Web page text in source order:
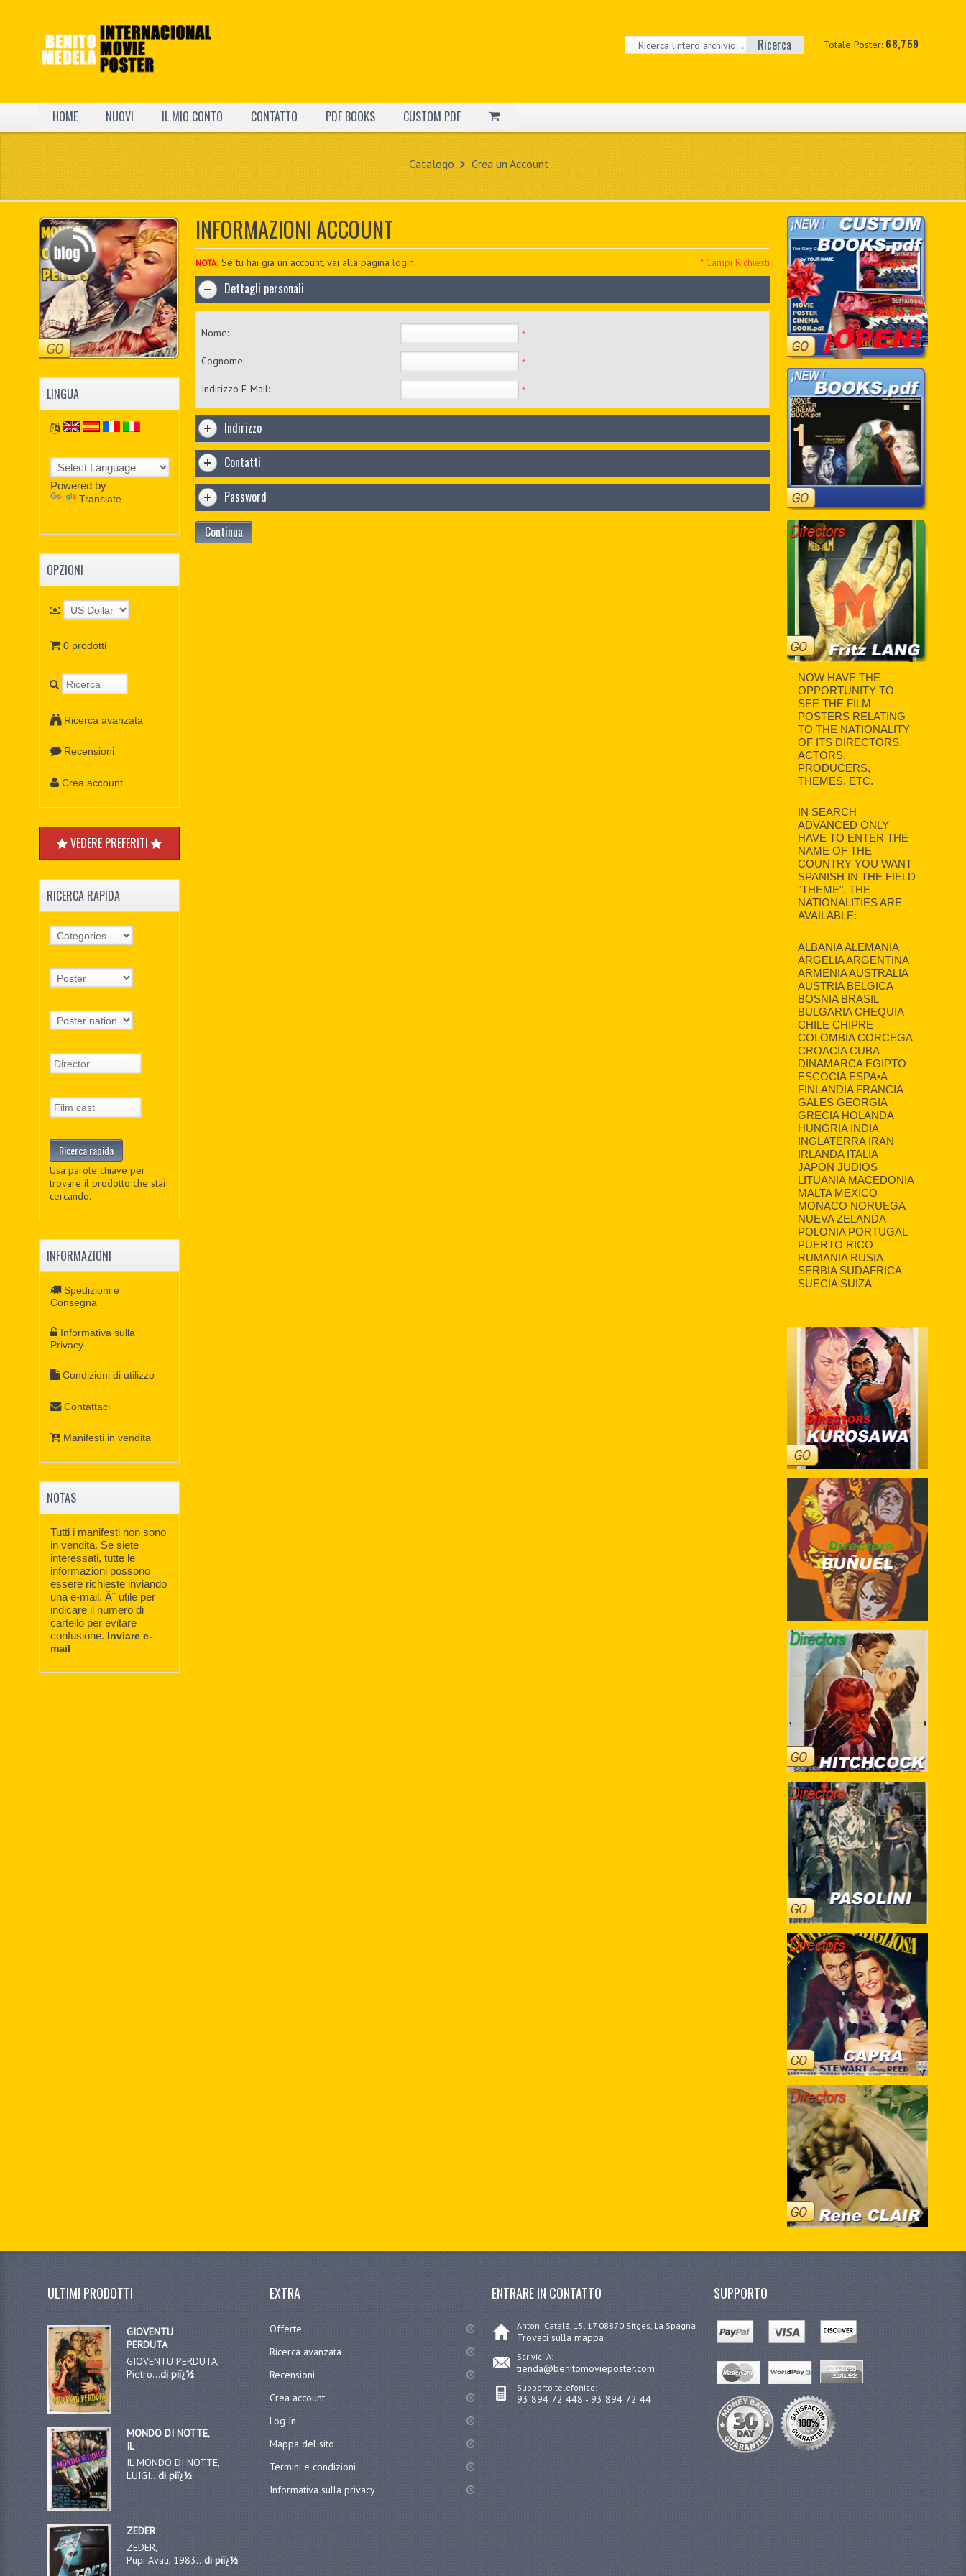
Totale Poster: 68,759
Ricerca
HOME NUOVI IL MIO CONTO CONTATTO PDF BOOKS CUSTOM PDF
Catalogo Crea un Account
INFORMAZIONI ACCOUNT
NOTA:Se tu hai gia un account, vai alla pagina login. * Campi Richiesti
Dettagli personali
Nome: *
Cognome: *
Indirizzo E-Mail: *
Indirizzo
Contatti
Password
Continua
LINGUA
Powered by
Translate
OPZIONI
0 prodotti
Ricerca avanzata
Recensioni
Crea account
VEDERE PREFERITI
RICERCA RAPIDA
Usa parole chiave per
trovare il prodotto che stai
cercando.
INFORMAZIONI
Spedizioni e
Consegna
Informativa sulla
Privacy
Condizioni di utilizzo
Contattaci
Manifesti in vendita
NOTAS
Tutti i manifesti non sono
in vendita. Se siete
interessati, tutte le
informazioni possono
essere richieste inviando
una e-mail. Ãˆ utile per
indicare il numero di
cartello per evitare
confusione. Inviare e-
mail
NOW HAVE THE
OPPORTUNITY TO
SEE THE FILM
POSTERS RELATING
TO THE NATIONALITY
OF ITS DIRECTORS,
ACTORS,
PRODUCERS,
THEMES, ETC.
IN SEARCH
ADVANCED ONLY
HAVE TO ENTER THE
NAME OF THE
COUNTRY YOU WANT
SPANISH IN THE FIELD
"THEME". THE
NATIONALITIES ARE
AVAILABLE:
ALBANIA ALEMANIA
ARGELIA ARGENTINA
ARMENIA AUSTRALIA
AUSTRIA BELGICA
BOSNIA BRASIL
BULGARIA CHEQUIA
CHILE CHIPRE
COLOMBIA CORCEGA
CROACIA CUBA
DINAMARCA EGIPTO
ESCOCIA ESPA•A
FINLANDIA FRANCIA
GALES GEORGIA
GRECIA HOLANDA
HUNGRIA INDIA
INGLATERRA IRAN
IRLANDA ITALIA
JAPON JUDIOS
LITUANIA MACEDONIA
MALTA MEXICO
MONACO NORUEGA
NUEVA ZELANDA
POLONIA PORTUGAL
PUERTO RICO
RUMANIA RUSIA
SERBIA SUDAFRICA
SUECIA SUIZA
ULTIMI PRODOTTI
GIOVENTU
PERDUTA
GIOVENTU PERDUTA,
Pietro...di piï¿½
MONDO DI NOTTE,
IL
IL MONDO DI NOTTE,
LUIGI...di piï¿½
ZEDER
ZEDER,
Pupi Avati, 1983...di piï¿½
EXTRA
Offerte
Ricerca avanzata
Recensioni
Crea account
Log In
Mappa del sito
Termini e condizioni
Informativa sulla privacy
ENTRARE IN CONTATTO
Antoni Catalá, 15, 17 08870 Sitges, La Spagna
Trovaci sulla mappa
Scrivici A:
tienda@benitomovieposter.com
Supporto telefonico:
93 894 72 448 - 93 894 72 44
SUPPORTO